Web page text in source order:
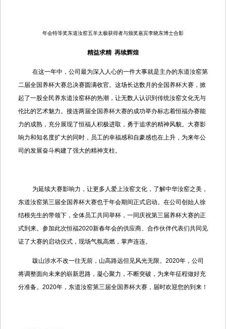
年会特等奖东道汝窑五羊太极获得者与颁奖嘉宾李晓东博士合影
精益求精 再续辉煌
在这一年中，公司最为深入人心的一件大事就是主办的东道汝窑第
二届全国养杯大赛总决赛圆满收官。这场长达数月的全国养杯大赛，掀
起了一股全民养东道汝窑杯的热潮，让无数人认识到传统汝窑文化无与
伦比的艺术魅力。接连两届全国养杯大赛的成功举办标志着恒福办赛能
力的成熟，充分展现了恒福人积极进取，勇于追求的精神风貌。大赛影
响力和知名度扩大的同时，员工的幸福感和自豪感也在上升，为来年公
司的发展奋斗构建了强大的精神支柱。
为延续大赛影响力，让更多人爱上汝窑文化，了解中华汝窑之美，
东道汝窑第三届全国养杯大赛也于年会期间正式启动。在公司创始人徐
结根先生的带领下，全体员工共同举杯，一同庆祝第三届养杯大赛的正
式到来。参加此次恒福2020新春年会的供应商、合作伙伴代表们共同见
证了大赛的启动仪式，现场气氛高燃，掌声连连。
跋山涉水不改一往无前，山高路远但见风光无限。2020年，公司
将调整面向未来的崭新思路，凝心聚力，不断突破，为来年征程做好充
分准备。2020年，东道汝窑第三届全国养杯大赛，届时欢迎您的到来！